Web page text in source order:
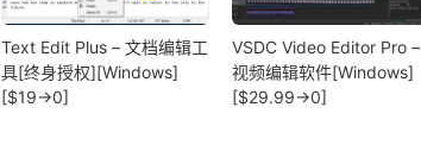
Text Edit Plus – 文档编辑工
具[终身授权][Windows]
[$19→0]
VSDC Video Editor Pro –
视频编辑软件[Windows]
[$29.99→0]